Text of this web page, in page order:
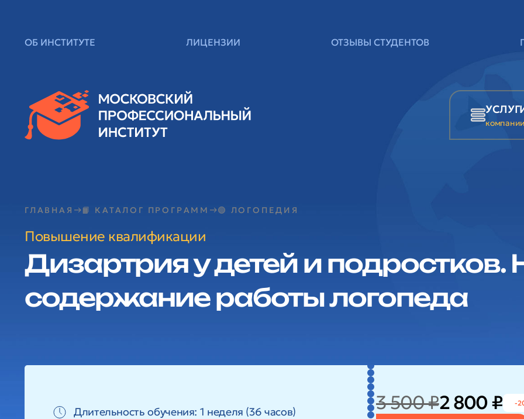
ОБ ИНСТИТУТЕ ЛИЦЕНЗИИ ОТЗЫВЫ СТУДЕНТОВ
компании
ГЛАВНАЯ 📙 КАТАЛОГ ПРОГРАММ 🟢 ЛОГОПЕДИЯ
Повышение квалификации
Дизартрия у детей и подростков.
содержание работы логопеда
Длительность обучения: 1 неделя (36 часов)
3 500 ₽2 800 ₽ -